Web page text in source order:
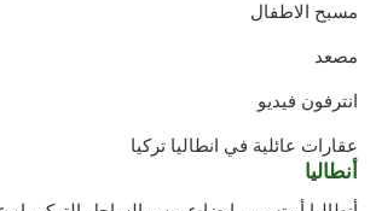
مسبح الاطفال
مصعد
انترفون فيديو
عقارات عائلية في انطاليا تركيا
أنطاليا